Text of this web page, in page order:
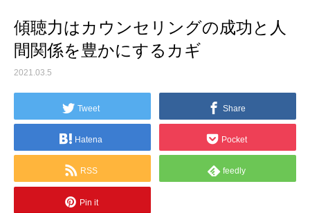
傾聴力はカウンセリングの成功と人
間関係を豊かにするカギ
2021.03.5
Tweet Share
Hatena Pocket
RSS feedly
Pin it